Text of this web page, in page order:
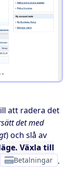
att radera det
det med
) och slå av
Växla till
Betalningar .